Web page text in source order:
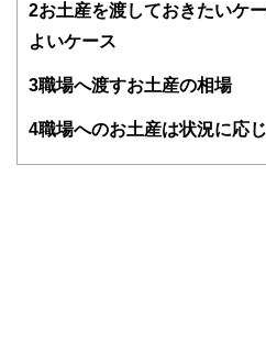
関わることで、読者目線
FinancialFieldの特徴は、
ドバイザー、DCプランナ
ど150名以上の有資格者を
をわかりやすく発信して
2お土産を渡しておきたいケ
よいケース
3職場へ渡すお土産の相場
4職場へのお土産は状況に応